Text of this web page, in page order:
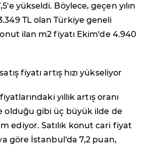
yükseldi. Böylece, geçen yılın
TL olan Türkiye geneli
ilan m2 fiyatı Ekim'de 4.940
fiyatı artış hızı yükseliyor
yıllık artış oranı
olduğu gibi üç büyük ilde de
ediyor. Satılık konut cari fiyat
göre İstanbul'da 7,2 puan,